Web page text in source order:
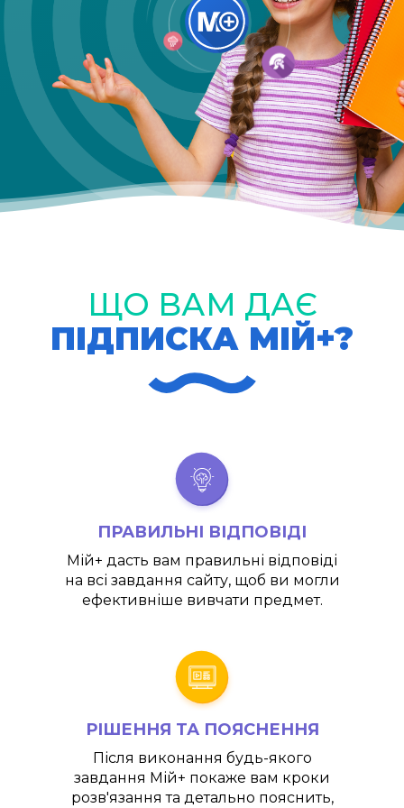
ЩО ВАМ ДАЄ
ПІДПИСКА МІЙ+?
ПРАВИЛЬНІ ВІДПОВІДІ
Мій+ дасть вам правильні відповіді
на всі завдання сайту, щоб ви могли
ефективніше вивчати предмет.
РІШЕННЯ ТА ПОЯСНЕННЯ
Після виконання будь-якого
завдання Мій+ покаже вам кроки
розв'язання та детально пояснить,